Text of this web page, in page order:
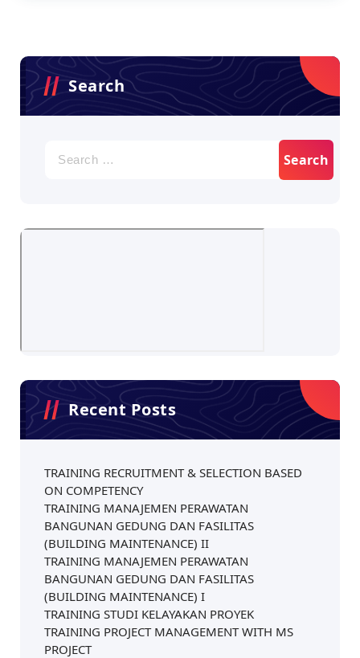
Search
for:
Recent Posts
TRAINING RECRUITMENT & SELECTION BASED
ON COMPETENCY
TRAINING MANAJEMEN PERAWATAN
BANGUNAN GEDUNG DAN FASILITAS
(BUILDING MAINTENANCE) II
TRAINING MANAJEMEN PERAWATAN
BANGUNAN GEDUNG DAN FASILITAS
(BUILDING MAINTENANCE) I
TRAINING STUDI KELAYAKAN PROYEK
TRAINING PROJECT MANAGEMENT WITH MS
PROJECT